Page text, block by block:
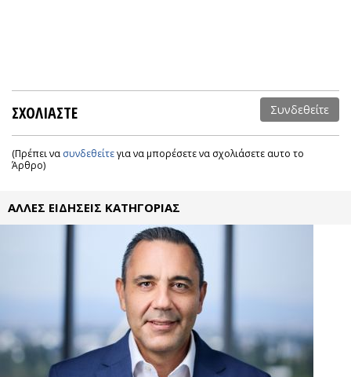
ΣΧΟΛΙΑΣΤΕ Συνδεθείτε
(Πρέπει να συνδεθείτεγια να μπορέσετε να σχολιάσετε αυτο το
Άρθρο)
ΑΛΛΕΣ ΕΙΔΗΣΕΙΣ ΚΑΤΗΓΟΡΙΑΣ